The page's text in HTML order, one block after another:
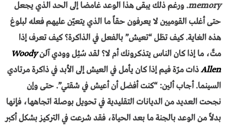
memory. ورغم ذلك يبقى هذا الوعد غامضا إلى الحد الذي يجعل
حتى أغلب القوميين لا يعرفون حقاً ما الذي يتعيّن عليهم فعله لبلوغ
هذه الغاية. كيف تظل “تعيش” بالفعل في الذاكرة؟ كيف تعرف إذا
متَّ، ما إذا كان الناس يتذكرونك أم لا؟ لقد سُئِل وودي آلنWoody
Allenذات مرّة فيم إذا كان يأمل في العيش إلى الأبد في ذاكرة مرتادي
السينما. أجاب ألين: “كنت أفضل أن أعيش في شقتي”. حتى وإن
نجحت العديد من الديانات التقليدية في تحويل بوصلة اتجاهها، فإنها
بدلاً من الوعد بالجنة ما بعد الحياة، فقد شرعت في التركيز بشكل أكبر